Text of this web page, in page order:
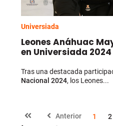
Universiada
Leones Anáhuac
en Universiada 2024
Tras una destacada
Nacional 2024, los Leones...
Anterior 1 2